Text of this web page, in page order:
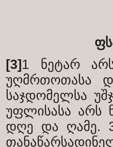
[3] 1 ნეტარ
უღმრთოთასა
საჯდომელსა
უფლისასა არს
დღე და ღამე.